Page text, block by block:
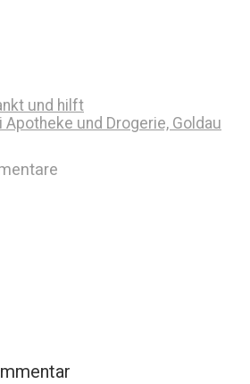
und hilft
und Drogerie, Goldau